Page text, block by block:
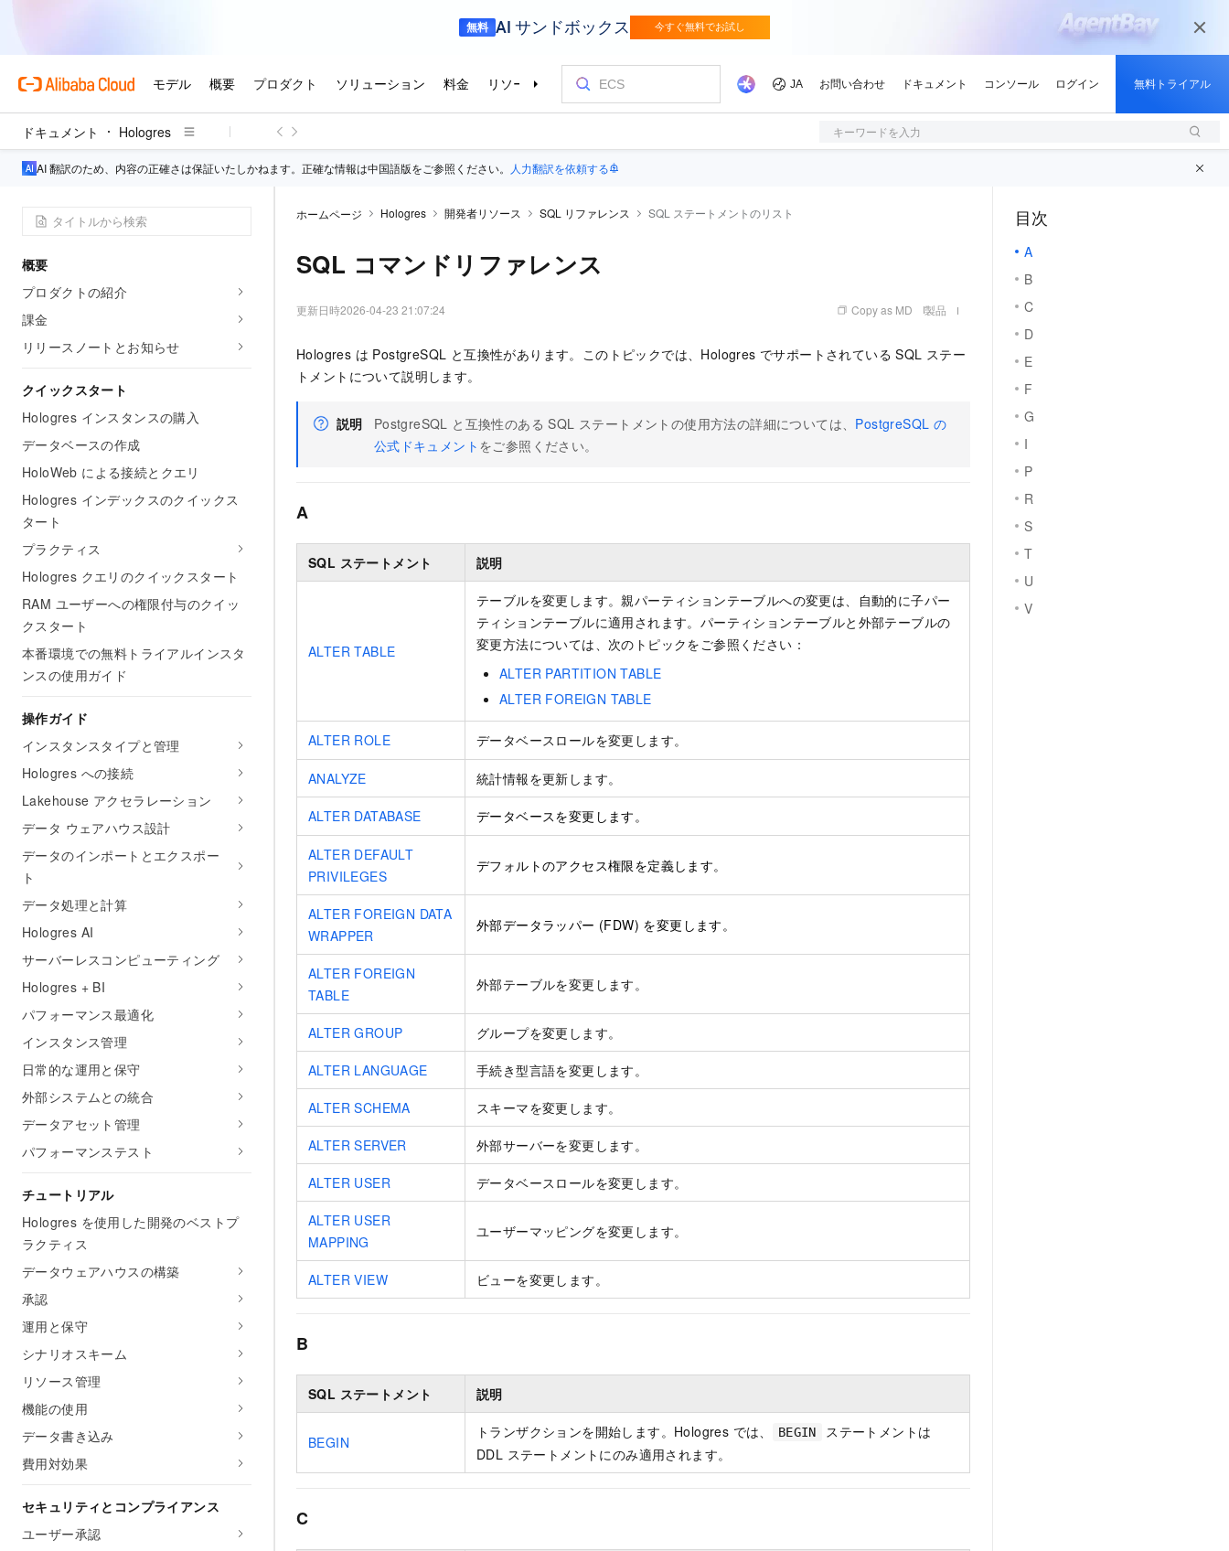
ドキュメント Hologres キーワードを入力
AI 翻訳のため、内容の正確さは保証いたしかねます。正確な情報は中国語版をご参照ください。 人力翻訳を依頼する
概要
プロダクトの紹介
課金
リリースノートとお知らせ
クイックスタート
Hologres インスタンスの購入
データベースの作成
HoloWeb による接続とクエリ
Hologres インデックスのクイックス
タート
プラクティス
Hologres クエリのクイックスタート
RAM ユーザーへの権限付与のクイッ
クスタート
本番環境での無料トライアルインスタ
ンスの使用ガイド
操作ガイド
インスタンスタイプと管理
Hologres への接続
Lakehouse アクセラレーション
データ ウェアハウス設計
データのインポートとエクスポー
ト
データ処理と計算
Hologres AI
サーバーレスコンピューティング
Hologres + BI
パフォーマンス最適化
インスタンス管理
日常的な運用と保守
外部システムとの統合
データアセット管理
パフォーマンステスト
チュートリアル
Hologres を使用した開発のベストプ
ラクティス
データウェアハウスの構築
承認
運用と保守
シナリオスキーム
リソース管理
機能の使用
データ書き込み
費用対効果
セキュリティとコンプライアンス
ユーザー承認
ホームページ Hologres 開発者リソース SQL リファレンス SQL ステートメントのリスト
SQL コマンドリファレンス
更新日時2026-04-23 21:07:24 Copy as MD 製品
Hologres は PostgreSQL と互換性があります。このトピックでは、Hologres でサポートされている SQL ステー
トメントについて説明します。
説明 PostgreSQL と互換性のある SQL ステートメントの使用方法の詳細については、 PostgreSQL の
公式ドキュメント をご参照ください。
A
SQL ステートメント 説明
ALTER TABLE
テーブルを変更します。親パーティションテーブルへの変更は、自動的に子パー
ティションテーブルに適用されます。パーティションテーブルと外部テーブルの
変更方法については、次のトピックをご参照ください：
ALTER PARTITION TABLE
ALTER FOREIGN TABLE
ALTER ROLE データベースロールを変更します。
ANALYZE 統計情報を更新します。
ALTER DATABASE データベースを変更します。
ALTER DEFAULT
PRIVILEGES
デフォルトのアクセス権限を定義します。
ALTER FOREIGN DATA
WRAPPER
外部データラッパー (FDW) を変更します。
ALTER FOREIGN
TABLE
外部テーブルを変更します。
ALTER GROUP グループを変更します。
ALTER LANGUAGE 手続き型言語を変更します。
ALTER SCHEMA スキーマを変更します。
ALTER SERVER 外部サーバーを変更します。
ALTER USER データベースロールを変更します。
ALTER USER
MAPPING
ユーザーマッピングを変更します。
ALTER VIEW ビューを変更します。
B
SQL ステートメント 説明
BEGIN
トランザクションを開始します。Hologres では、 BEGIN
ステートメントは
DDL ステートメントにのみ適用されます。
C
目次
A
B
C
D
E
F
G
I
P
R
S
T
U
V